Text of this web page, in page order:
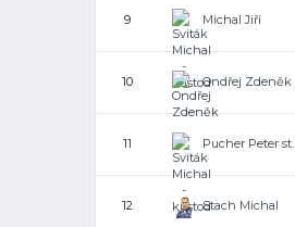
9 Michal Jiří
10 Ondřej Zdeněk
11 Pucher Peter st.
12 Stach Michal